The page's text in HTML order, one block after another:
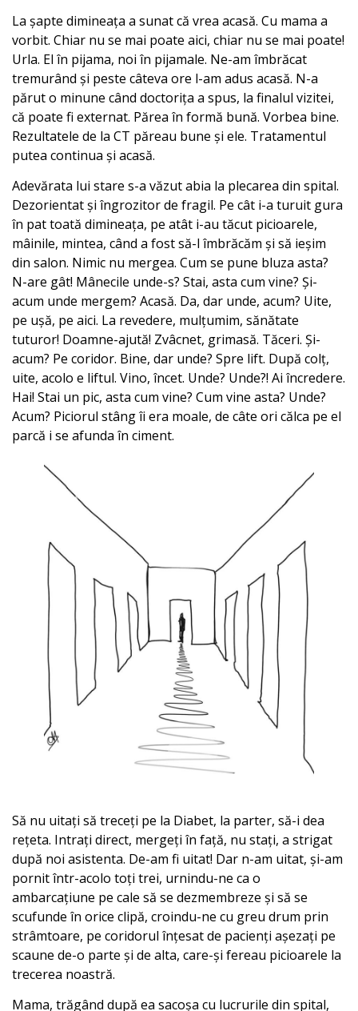
La șapte dimineața a sunat că vrea acasă. Cu mama a
vorbit. Chiar nu se mai poate aici, chiar nu se mai poate!
Urla. El în pijama, noi în pijamale. Ne-am îmbrăcat
tremurând și peste câteva ore l-am adus acasă. N-a
părut o minune când doctorița a spus, la finalul vizitei,
că poate fi externat. Părea în formă bună. Vorbea bine.
Rezultatele de la CT păreau bune și ele. Tratamentul
putea continua și acasă.
Adevărata lui stare s-a văzut abia la plecarea din spital.
Dezorientat și îngrozitor de fragil. Pe cât i-a turuit gura
în pat toată dimineața, pe atât i-au tăcut picioarele,
mâinile, mintea, când a fost să-l îmbrăcăm și să ieșim
din salon. Nimic nu mergea. Cum se pune bluza asta?
N-are gât! Mânecile unde-s? Stai, asta cum vine? Și-
acum unde mergem? Acasă. Da, dar unde, acum? Uite,
pe ușă, pe aici. La revedere, mulțumim, sănătate
tuturor! Doamne-ajută! Zvâcnet, grimasă. Tăceri. Și-
acum? Pe coridor. Bine, dar unde? Spre lift. După colț,
uite, acolo e liftul. Vino, încet. Unde? Unde?! Ai încredere.
Hai! Stai un pic, asta cum vine? Cum vine asta? Unde?
Acum? Piciorul stâng îi era moale, de câte ori călca pe el
parcă i se afunda în ciment.
Să nu uitați să treceți pe la Diabet, la parter, să-i dea
rețeta. Intrați direct, mergeți în față, nu stați, a strigat
după noi asistenta. De-am fi uitat! Dar n-am uitat, și-am
pornit într-acolo toți trei, urnindu-ne ca o
ambarcațiune pe cale să se dezmembreze și să se
scufunde în orice clipă, croindu-ne cu greu drum prin
strâmtoare, pe coridorul înțesat de pacienți așezați pe
scaune de-o parte și de alta, care-și fereau picioarele la
trecerea noastră.
Mama, trăgând după ea sacoșa cu lucrurile din spital,